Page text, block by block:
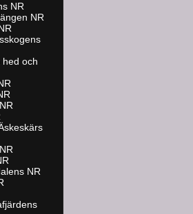
NR
NR
hed och
NR